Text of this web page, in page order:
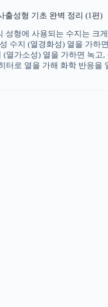
출성형 기초 완벽 정리 (1편)
성형에 사용되는 수지는 크
수지 (열경화성) 열을 가하
(열가소성) 열을 가하면 녹고,
터로 열을 가해 화학 반응